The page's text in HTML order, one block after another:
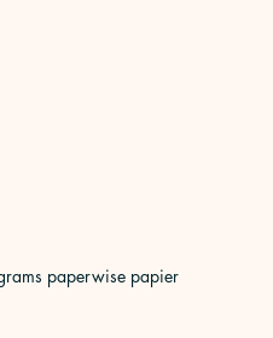
paperwise papier